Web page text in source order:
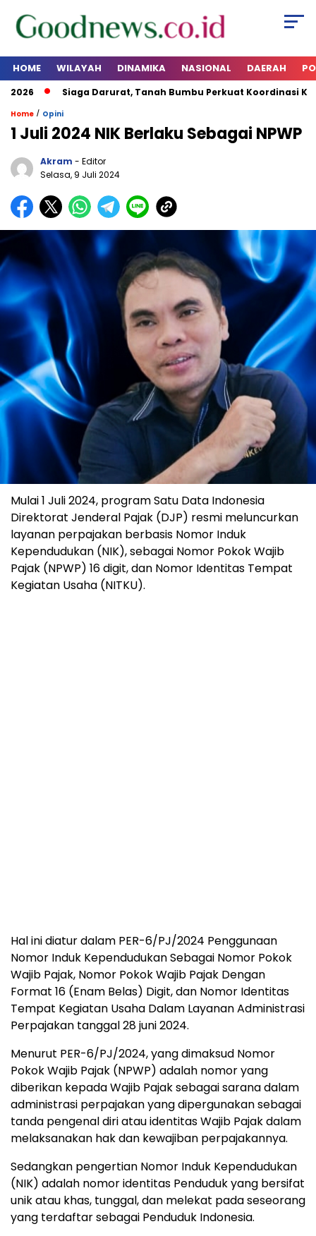
HOME WILAYAH DINAMIKA NASIONAL DAERAH
Siaga Darurat, Tanah Bumbu Perkuat Koordinasi
Home / Opini
1 Juli 2024 NIK Berlaku Sebagai NPWP
Akram - Editor
Selasa, 9 Juli 2024
Mulai 1 Juli 2024, program Satu Data Indonesia
Direktorat Jenderal Pajak (DJP) resmi meluncurkan
layanan perpajakan berbasis Nomor Induk
Kependudukan (NIK), sebagai Nomor Pokok Wajib
Pajak (NPWP) 16 digit, dan Nomor Identitas Tempat
Kegiatan Usaha (NITKU).
Hal ini diatur dalam PER-6/PJ/2024 Penggunaan
Nomor Induk Kependudukan Sebagai Nomor Pokok
Wajib Pajak, Nomor Pokok Wajib Pajak Dengan
Format 16 (Enam Belas) Digit, dan Nomor Identitas
Tempat Kegiatan Usaha Dalam Layanan Administrasi
Perpajakan tanggal 28 juni 2024.
Menurut PER-6/PJ/2024, yang dimaksud Nomor
Pokok Wajib Pajak (NPWP) adalah nomor yang
diberikan kepada Wajib Pajak sebagai sarana dalam
administrasi perpajakan yang dipergunakan sebagai
tanda pengenal diri atau identitas Wajib Pajak dalam
melaksanakan hak dan kewajiban perpajakannya.
Sedangkan pengertian Nomor Induk Kependudukan
(NIK) adalah nomor identitas Penduduk yang bersifat
unik atau khas, tunggal, dan melekat pada seseorang
yang terdaftar sebagai Penduduk Indonesia.